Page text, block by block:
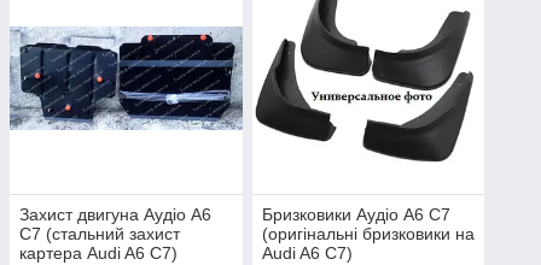
Захист двигуна Аудіо А6
С7 (стальний захист
картера Audi A6 C7)
Бризковики Аудіо А6 С7
(оригінальні бризковики на
Audi A6 C7)